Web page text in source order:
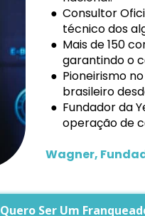
Consultor
técnico dos
Mais de 150
garantindo o
Pioneirismo
brasileiro
Fundador da
operação de
Wagner,
Quero Ser Um